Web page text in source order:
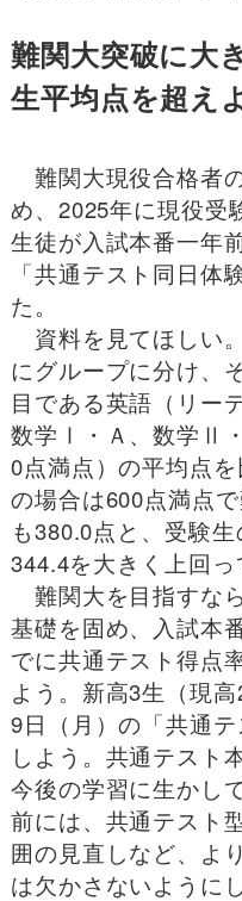
難関大突破に大
生平均点を超え
難関大現役合格者
め、2025年に現役受
生徒が入試本番一年
「共通テスト同日体
た。
資料を見てほしい
にグループに分け、
目である英語（リー
数学Ⅰ・Ａ、数学Ⅱ
0点満点）の平均点
の場合は600点満点
も380.0点と、受験
344.4を大きく上回っ
難関大を目指すな
基礎を固め、入試本
でに共通テスト得点
よう。新高3生（現
9日（月）の「共通
しよう。共通テスト
今後の学習に生かし
前には、共通テスト
囲の見直しなど、よ
は欠かさないように